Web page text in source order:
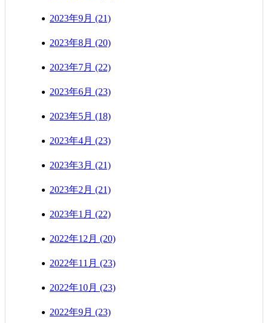
2023年9月 (21)
2023年8月 (20)
2023年7月 (22)
2023年6月 (23)
2023年5月 (18)
2023年4月 (23)
2023年3月 (21)
2023年2月 (21)
2023年1月 (22)
2022年12月 (20)
2022年11月 (23)
2022年10月 (23)
2022年9月 (23)